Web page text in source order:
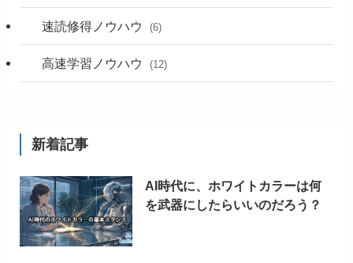
速読修得ノウハウ (6)
高速学習ノウハウ (12)
新着記事
AI時代に、ホワイトカラーは何
を武器にしたらいいのだろう？